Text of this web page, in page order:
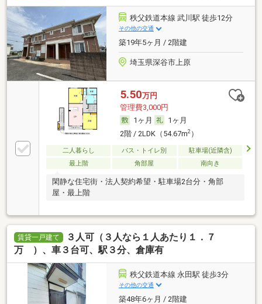
秩父鉄道本線 武川駅 徒歩12分
その他の交通
築19年5ヶ月 / 2階建
埼玉県深谷市上原
5.50万円
管理費3,000円
1ヶ月
1ヶ月
2階 / 2LDK（54.67m2）
二人暮らし バス・トイレ別
駐車場(近隣含)
最上階
角部屋 南向き
閑静な住宅街・法人契約希望・駐車場2台分・角部
屋・最上階
賃貸一戸建て
３人可（３人なら１人あたり１．７
万 ）、車３台可、駅３分、倉庫有
秩父鉄道本線 永田駅 徒歩3分
その他の交通
築48年6ヶ月 / 2階建